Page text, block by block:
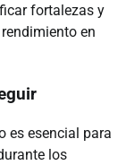
fortalezas y
en
es esencial para
los